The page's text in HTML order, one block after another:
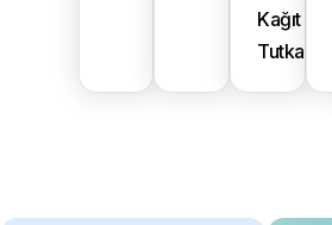
Kağıt
Tutkalları